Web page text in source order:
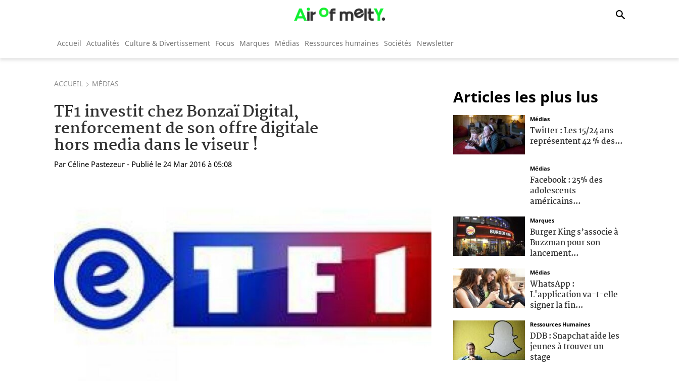
Accueil Actualités Culture & Divertissement Focus Marques Médias Ressources humaines Sociétés Newsletter
ACCUEIL MÉDIAS
TF1 investit chez Bonzaï Digital,
renforcement de son offre digitale
hors media dans le viseur !
Par Céline Pastezeur - Publié le 24 Mar 2016 à 05:08
Articles les plus lus
Médias
Twitter : Les 15/24 ans
représentent 42 % des...
Médias
Facebook : 25% des
adolescents
américains...
Marques
Burger King s’associe à
Buzzman pour son
lancement...
Médias
WhatsApp :
L'application va-t-elle
signer la fin...
Ressources Humaines
DDB : Snapchat aide les
jeunes à trouver un
stage